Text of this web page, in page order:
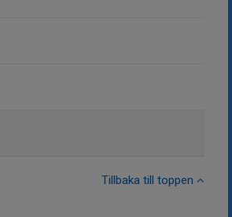
Tillbaka till toppen